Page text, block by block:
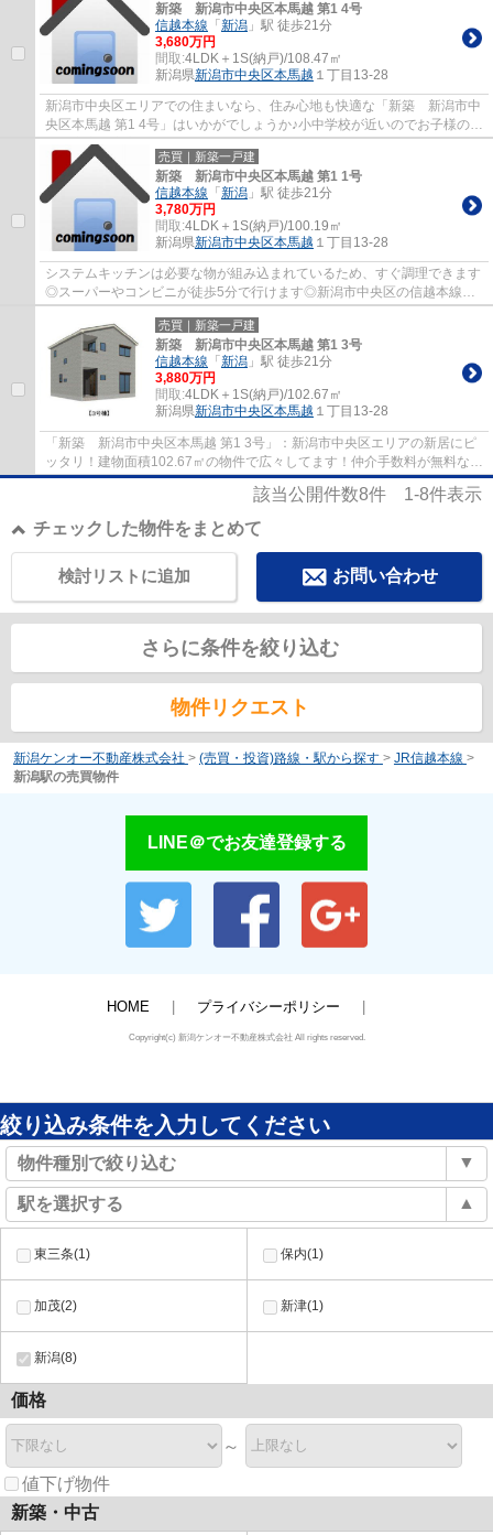
新築 新潟市中央区本馬越 第1 4号
信越本線 「 新潟 」駅 徒歩21分
3,680万円
間取:4LDK＋1S(納戸)/108.47㎡
新潟県新潟市中央区本馬越 １丁目13-28
新潟市中央区エリアでの住まいなら、住み心地も快適な「新築 新潟市中
央区本馬越 第1 4号」はいかがでしょうか♪小中学校が近いのでお子様のい
るご家庭は安心！！複層ガラスは夏場の...
売買｜新築一戸建
新築 新潟市中央区本馬越 第1 1号
信越本線 「 新潟 」駅 徒歩21分
3,780万円
間取:4LDK＋1S(納戸)/100.19㎡
新潟県新潟市中央区本馬越 １丁目13-28
システムキッチンは必要な物が組み込まれているため、すぐ調理できます
◎スーパーやコンビニが徒歩5分で行けます◎新潟市中央区の信越本線新
潟周辺で住まい探しをするのであれば、当社ま...
売買｜新築一戸建
新築 新潟市中央区本馬越 第1 3号
信越本線 「 新潟 」駅 徒歩21分
3,880万円
間取:4LDK＋1S(納戸)/102.67㎡
新潟県新潟市中央区本馬越 １丁目13-28
「新築 新潟市中央区本馬越 第1 3号」：新潟市中央区エリアの新居にピ
ッタリ！建物面積102.67㎡の物件で広々してます！仲介手数料が無料なの
で引越しの初期費用を抑えることができ...
該当公開件数8件 1-8件表示
チェックした物件をまとめて
お問い合わせ
検討リストに追加
さらに条件を絞り込む
物件リクエスト
新潟ケンオー不動産株式会社 > (売買・投資)路線・駅から探す > JR信越本線 >
新潟駅の売買物件
LINE＠でお友達登録する
HOME プライバシーポリシー
Copyright(c) 新潟ケンオー不動産株式会社 All rights reserved.
絞り込み条件を入力してください
物件種別で絞り込む ▼
駅を選択する ▲
東三条(1) 保内(1)
加茂(2) 新津(1)
新潟(8)
価格
～
値下げ物件
新築・中古